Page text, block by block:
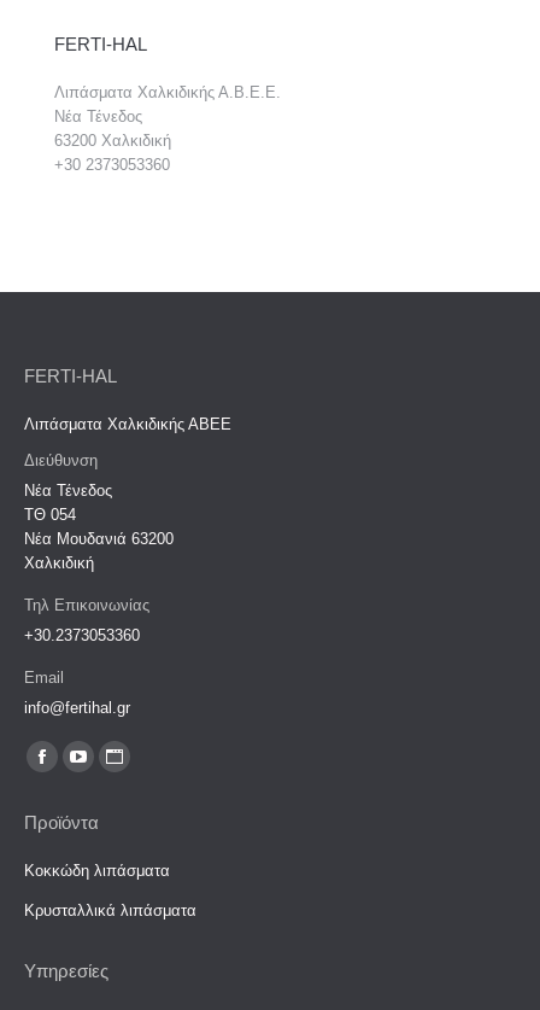
FERTI-HAL
Λιπάσματα Χαλκιδικής Α.Β.Ε.Ε.
Νέα Τένεδος
63200 Χαλκιδική
+30 2373053360
FERTI-HAL
Λιπάσματα Χαλκιδικής ΑΒΕΕ
Διεύθυνση
Νέα Τένεδος
ΤΘ 054
Νέα Μουδανιά 63200‎
Χαλκιδική
Τηλ Επικοινωνίας
+30.2373053360
Email
info@fertihal.gr
Find us on:
Facebook
opens
in
YouTube
opens
in
Website
in
Προϊόντα
Κοκκώδη λιπάσματα
Κρυσταλλικά λιπάσματα
Υπηρεσίες